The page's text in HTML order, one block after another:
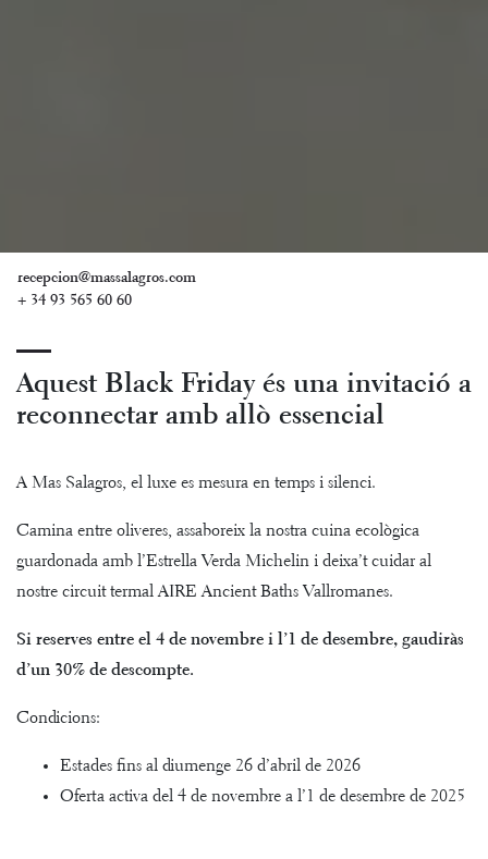
recepcion@massalagros.com
+ 34 93 565 60 60
Aquest Black Friday és una invitació a
reconnectar amb allò essencial
A Mas Salagros, el luxe es mesura en temps i silenci.
Camina entre oliveres, assaboreix la nostra cuina ecològica
guardonada amb l’Estrella Verda Michelin i deixa’t cuidar al
nostre circuit termal AIRE Ancient Baths Vallromanes.
Si reserves entre el 4 de novembre i l’1 de desembre, gaudiràs
d’un 30% de descompte.
Condicions:
Estades fins al diumenge 26 d’abril de 2026
Oferta activa del 4 de novembre a l’1 de desembre de 2025